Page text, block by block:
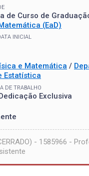
de Curso de
(EaD)
INICIAL
e Matemática /
Estatística
DE TRABALHO
Exclusiva
- 1585966 -